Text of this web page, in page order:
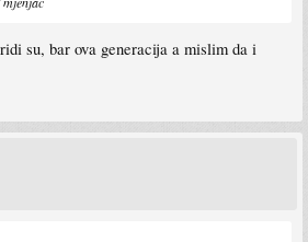
su, bar ova generacija a mislim da i